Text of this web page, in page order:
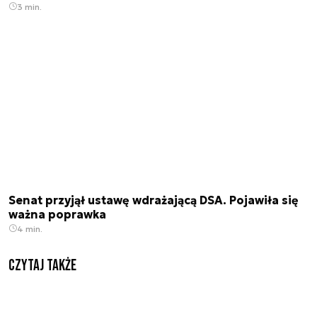
3 min.
Senat przyjął ustawę wdrażającą DSA. Pojawiła się
ważna poprawka
4 min.
Czytaj także